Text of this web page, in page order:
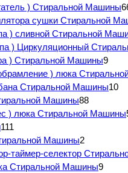
) Стиральной Машины
сушки Стиральной
) сливной Стиральной
) Циркуляционный
) Стиральной Машины9
) люка
Стиральной Машины10
Машины88
) люка Стиральной Машины
111
Машины2
таймер-селектор
Стиральной Машины9